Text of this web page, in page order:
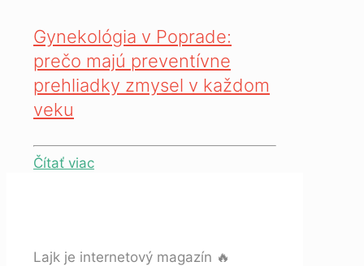
Gynekológia v Poprade:
prečo majú preventívne
prehliadky zmysel v každom
veku
Čítať viac
Lajk je internetový magazín 🔥